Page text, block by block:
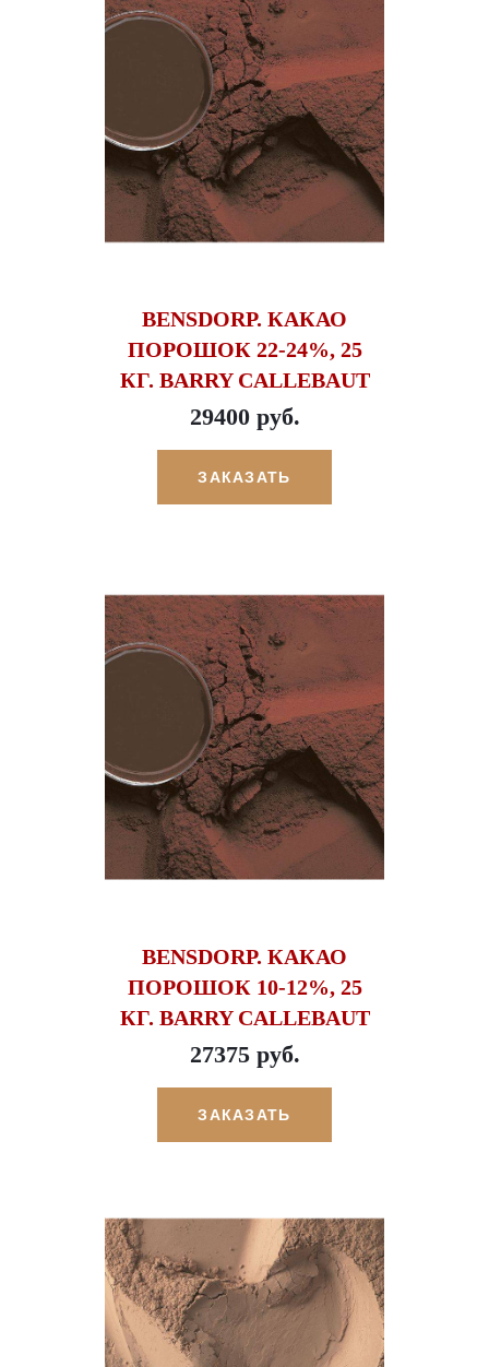
BENSDORP. КАКАО
ПОРОШОК 22-24%, 25
КГ. BARRY CALLEBAUT
29400 руб.
ЗАКАЗАТЬ
BENSDORP. КАКАО
ПОРОШОК 10-12%, 25
КГ. BARRY CALLEBAUT
27375 руб.
ЗАКАЗАТЬ